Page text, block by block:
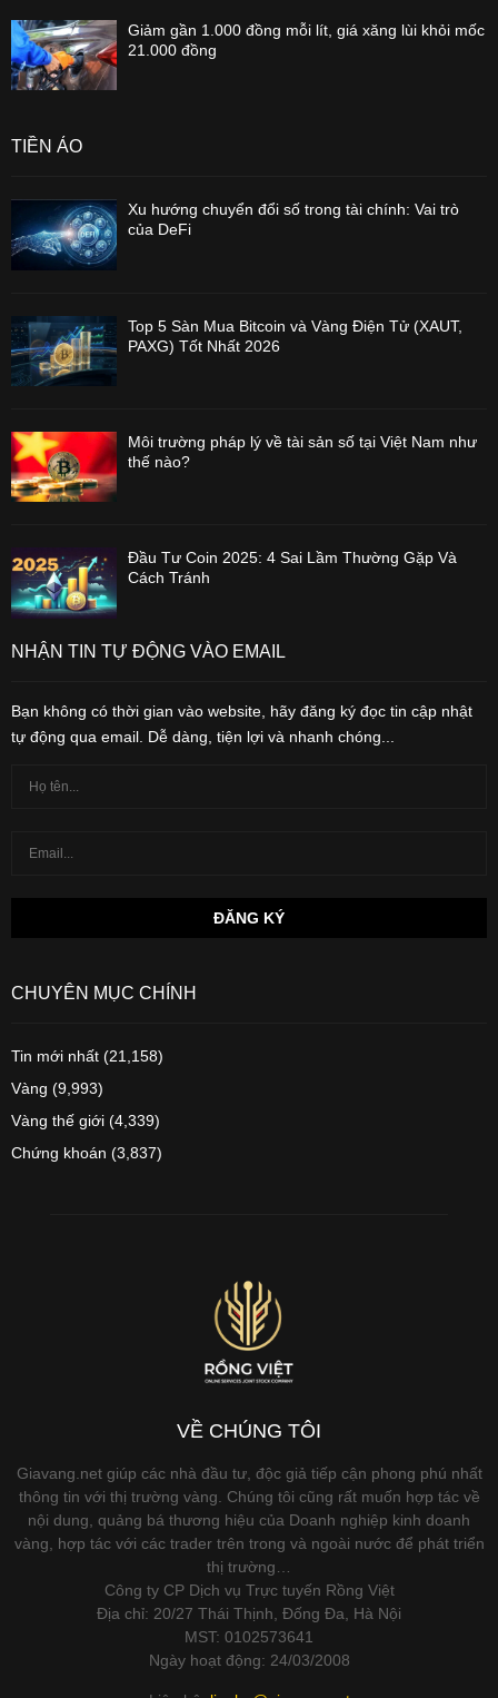
Giảm gần 1.000 đồng mỗi lít, giá xăng lùi khỏi mốc
21.000 đồng
TIỀN ẢO
Xu hướng chuyển đổi số trong tài chính: Vai trò
của DeFi
Top 5 Sàn Mua Bitcoin và Vàng Điện Tử (XAUT,
PAXG) Tốt Nhất 2026
Môi trường pháp lý về tài sản số tại Việt Nam như
thế nào?
Đầu Tư Coin 2025: 4 Sai Lầm Thường Gặp Và
Cách Tránh
NHẬN TIN TỰ ĐỘNG VÀO EMAIL
Bạn không có thời gian vào website, hãy đăng ký đọc tin cập nhật
tự động qua email. Dễ dàng, tiện lợi và nhanh chóng...
CHUYÊN MỤC CHÍNH
Tin mới nhất (21,158)
Vàng (9,993)
Vàng thế giới (4,339)
Chứng khoán (3,837)
VỀ CHÚNG TÔI
Giavang.net giúp các nhà đầu tư, độc giả tiếp cận phong phú nhất
thông tin với thị trường vàng. Chúng tôi cũng rất muốn hợp tác về
nội dung, quảng bá thương hiệu của Doanh nghiệp kinh doanh
vàng, hợp tác với các trader trên trong và ngoài nước để phát triển
thị trường…
Công ty CP Dịch vụ Trực tuyến Rồng Việt
Địa chỉ: 20/27 Thái Thịnh, Đống Đa, Hà Nội
MST: 0102573641
Ngày hoạt động: 24/03/2008